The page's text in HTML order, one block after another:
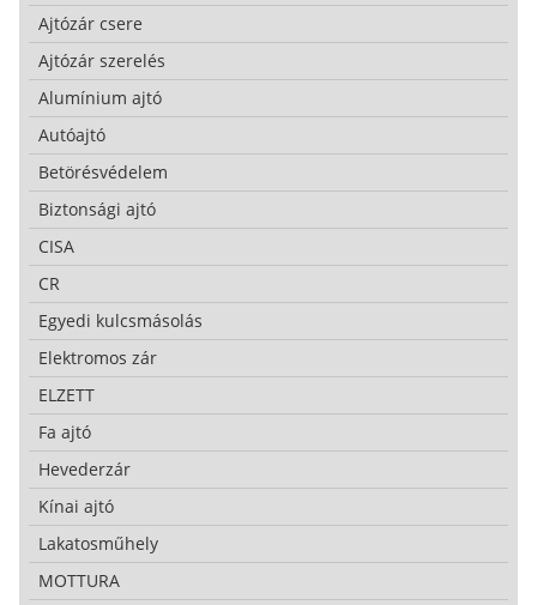
Ajtózár csere
Ajtózár szerelés
Alumínium ajtó
Autóajtó
Betörésvédelem
Biztonsági ajtó
CISA
CR
Egyedi kulcsmásolás
Elektromos zár
ELZETT
Fa ajtó
Hevederzár
Kínai ajtó
Lakatosműhely
MOTTURA